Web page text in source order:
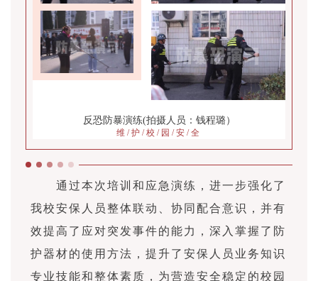
反恐防暴演练(拍摄人员：钱程璐）
维 / 护 / 校 / 园 / 安 / 全
通过本次培训和应急演练，进一步强化了
我校安保人员整体联动、协同配合意识，并有
效提高了应对突发事件的能力，深入掌握了防
护器材的使用方法，提升了安保人员业务知识
专业技能和整体素质，为营造安全稳定的校园